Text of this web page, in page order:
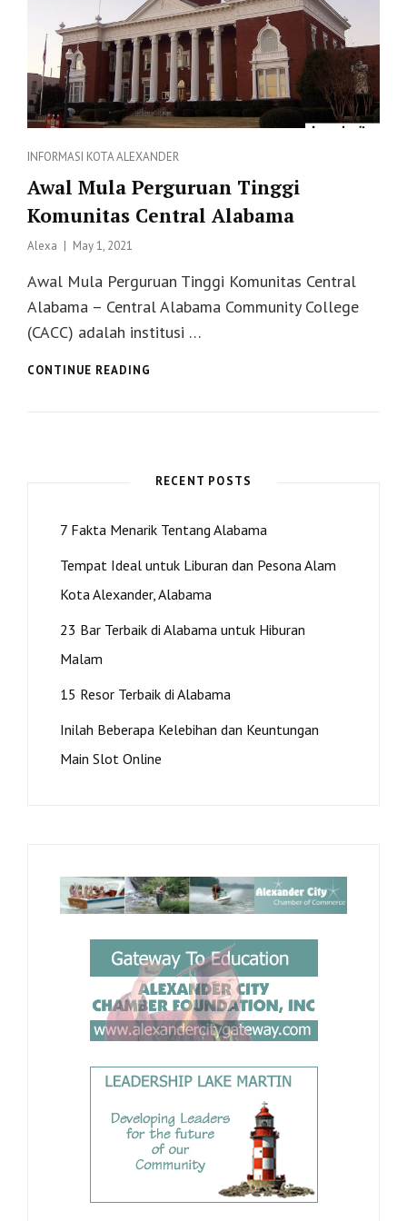
Categories
INFORMASI KOTA ALEXANDER
Awal Mula Perguruan Tinggi
Komunitas Central Alabama
Alexa
Posted
May 1, 2021
Awal Mula Perguruan Tinggi Komunitas Central
Alabama – Central Alabama Community College
(CACC) adalah institusi …
CONTINUE READING
ALABAMA
RECENT POSTS
7 Fakta Menarik Tentang Alabama
Tempat Ideal untuk Liburan dan Pesona Alam
Kota Alexander, Alabama
23 Bar Terbaik di Alabama untuk Hiburan
Malam
15 Resor Terbaik di Alabama
Inilah Beberapa Kelebihan dan Keuntungan
Main Slot Online